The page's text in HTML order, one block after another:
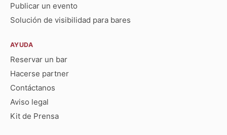
Publicar un evento
Solución de visibilidad para bares
AYUDA
Reservar un bar
Hacerse partner
Contáctanos
Aviso legal
Kit de Prensa